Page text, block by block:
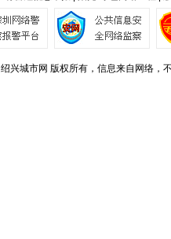
绍兴城市网 版权所有，信息来自网络，